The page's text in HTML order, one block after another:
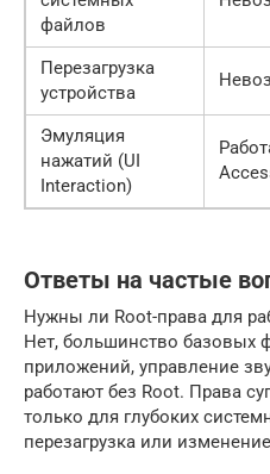
файлов
Перезагрузка
устройства
Эмуляция
нажатий (UI
Interaction)
Ответы на частые
Нужны ли Root-права для
Нет, большинство базовых
приложений, управление
работают без Root. Права
только для глубоких
перезагрузка или